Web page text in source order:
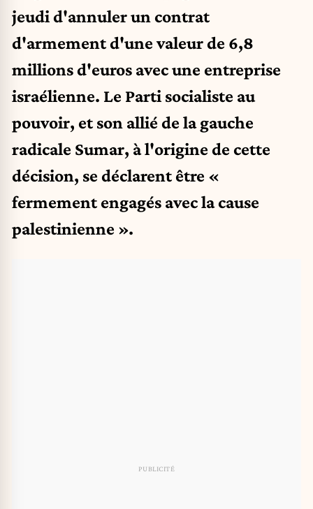
jeudi d'annuler un contrat
d'armement d'une valeur de 6,8
millions d'euros avec une entreprise
israélienne. Le Parti socialiste au
pouvoir, et son allié de la gauche
radicale Sumar, à l'origine de cette
décision, se déclarent être «
fermement engagés avec la cause
palestinienne ».